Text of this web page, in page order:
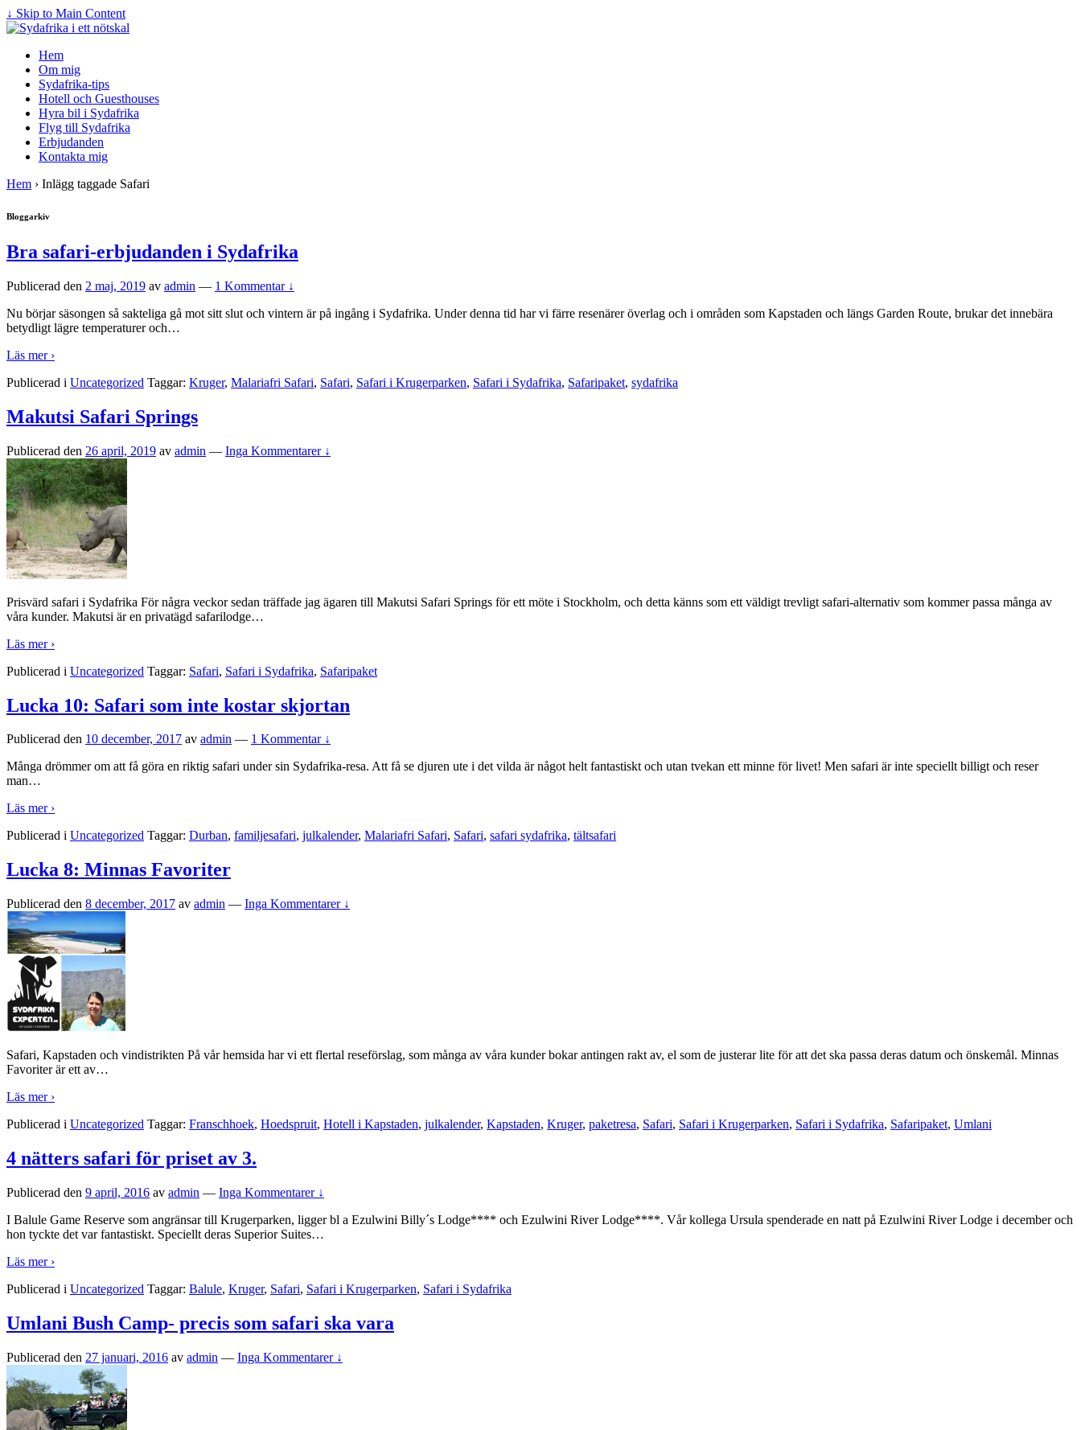
↓ Skip to Main Content
Hem
Om mig
Sydafrika-tips
Hotell och Guesthouses
Hyra bil i Sydafrika
Flyg till Sydafrika
Erbjudanden
Kontakta mig
Hem › Inlägg taggade Safari
Bloggarkiv
Bra safari-erbjudanden i Sydafrika
Publicerad den 2 maj, 2019 av admin — 1 Kommentar ↓
Nu börjar säsongen så sakteliga gå mot sitt slut och vintern är på ingång i Sydafrika. Under denna tid har vi färre resenärer överlag och i områden som Kapstaden och längs Garden Route, brukar det innebära
betydligt lägre temperaturer och…
Läs mer ›
Publicerad i Uncategorized Taggar: Kruger, Malariafri Safari, Safari, Safari i Krugerparken, Safari i Sydafrika, Safaripaket, sydafrika
Makutsi Safari Springs
Publicerad den 26 april, 2019 av admin — Inga Kommentarer ↓
Prisvärd safari i Sydafrika För några veckor sedan träffade jag ägaren till Makutsi Safari Springs för ett möte i Stockholm, och detta känns som ett väldigt trevligt safari-alternativ som kommer passa många av
våra kunder. Makutsi är en privatägd safarilodge…
Läs mer ›
Publicerad i Uncategorized Taggar: Safari, Safari i Sydafrika, Safaripaket
Lucka 10: Safari som inte kostar skjortan
Publicerad den 10 december, 2017 av admin — 1 Kommentar ↓
Många drömmer om att få göra en riktig safari under sin Sydafrika-resa. Att få se djuren ute i det vilda är något helt fantastiskt och utan tvekan ett minne för livet! Men safari är inte speciellt billigt och reser
man…
Läs mer ›
Publicerad i Uncategorized Taggar: Durban, familjesafari, julkalender, Malariafri Safari, Safari, safari sydafrika, tältsafari
Lucka 8: Minnas Favoriter
Publicerad den 8 december, 2017 av admin — Inga Kommentarer ↓
Safari, Kapstaden och vindistrikten På vår hemsida har vi ett flertal reseförslag, som många av våra kunder bokar antingen rakt av, el som de justerar lite för att det ska passa deras datum och önskemål. Minnas
Favoriter är ett av…
Läs mer ›
Publicerad i Uncategorized Taggar: Franschhoek, Hoedspruit, Hotell i Kapstaden, julkalender, Kapstaden, Kruger, paketresa, Safari, Safari i Krugerparken, Safari i Sydafrika, Safaripaket, Umlani
4 nätters safari för priset av 3.
Publicerad den 9 april, 2016 av admin — Inga Kommentarer ↓
I Balule Game Reserve som angränsar till Krugerparken, ligger bl a Ezulwini Billy´s Lodge**** och Ezulwini River Lodge****. Vår kollega Ursula spenderade en natt på Ezulwini River Lodge i december och
hon tyckte det var fantastiskt. Speciellt deras Superior Suites…
Läs mer ›
Publicerad i Uncategorized Taggar: Balule, Kruger, Safari, Safari i Krugerparken, Safari i Sydafrika
Umlani Bush Camp- precis som safari ska vara
Publicerad den 27 januari, 2016 av admin — Inga Kommentarer ↓